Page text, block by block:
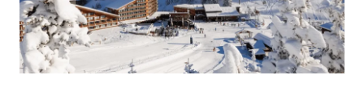
О-ДЕ-ФРАНС 3
ОВЕРНЬ-РОНА-АЛЬПЫ 80